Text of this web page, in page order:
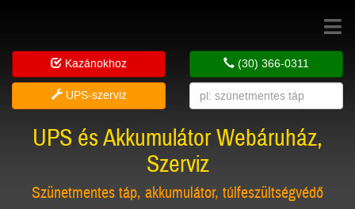
Toggle
Kazánokhoz
UPS-szerviz
(30) 366-0311
UPS és Akkumulátor Webáruház,
Szerviz
Szünetmentes táp, akkumulátor, túlfeszültségvédő